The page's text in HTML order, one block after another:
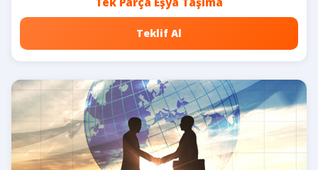
Teklif Al